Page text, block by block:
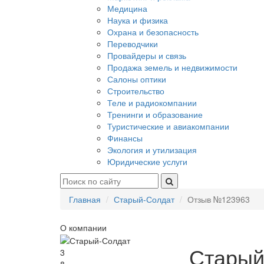
Медицина
Наука и физика
Охрана и безопасность
Переводчики
Провайдеры и связь
Продажа земель и недвижимости
Салоны оптики
Строительство
Теле и радиокомпании
Тренинги и образование
Туристические и авиакомпании
Финансы
Экология и утилизация
Юридические услуги
Главная Старый-Солдат Отзыв №123963
О компании
3